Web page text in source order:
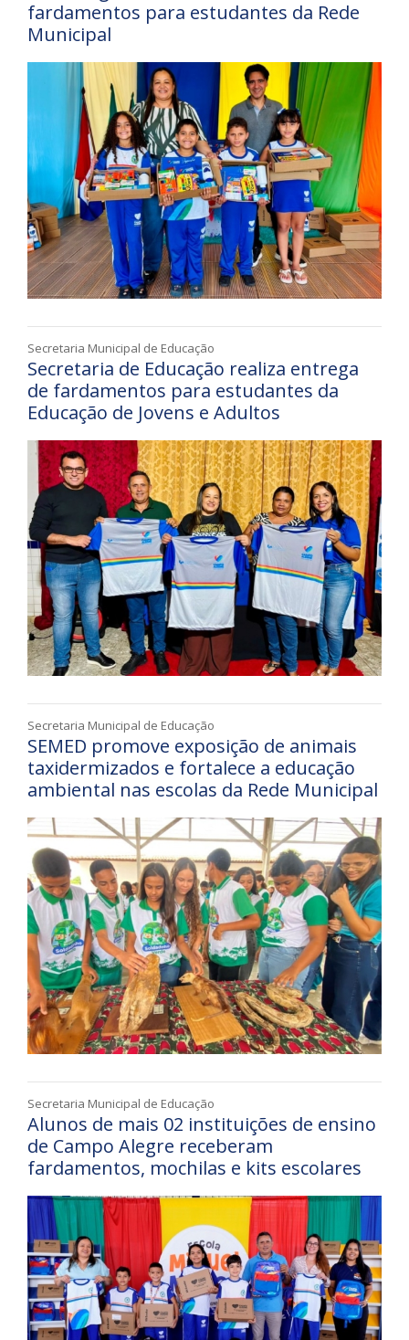
fardamentos para estudantes da Rede
Municipal
Secretaria Municipal de Educação
Secretaria de Educação realiza entrega
de fardamentos para estudantes da
Educação de Jovens e Adultos
Secretaria Municipal de Educação
SEMED promove exposição de animais
taxidermizados e fortalece a educação
ambiental nas escolas da Rede Municipal
Secretaria Municipal de Educação
Alunos de mais 02 instituições de ensino
de Campo Alegre receberam
fardamentos, mochilas e kits escolares